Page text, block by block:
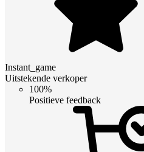
Instant_game
Uitstekende verkoper
100%
Positieve feedback